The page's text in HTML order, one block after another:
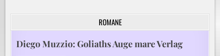
ROMANE
Diego Muzzio: Goliaths Auge mare Verlag